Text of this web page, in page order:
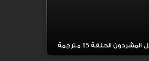
الحلقة 15 مترجمة